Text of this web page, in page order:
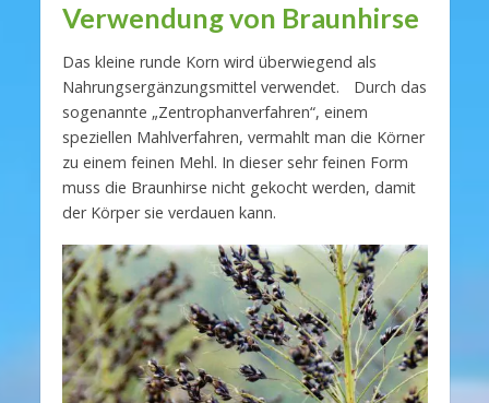
Verwendung von Braunhirse
Das kleine runde Korn wird überwiegend als
Nahrungsergänzungsmittel verwendet. Durch das
sogenannte „Zentrophanverfahren“, einem
speziellen Mahlverfahren, vermahlt man die Körner
zu einem feinen Mehl. In dieser sehr feinen Form
muss die Braunhirse nicht gekocht werden, damit
der Körper sie verdauen kann.